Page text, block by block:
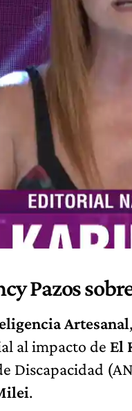
Pazos
Artesanal
al impacto de El
Discapacidad
.